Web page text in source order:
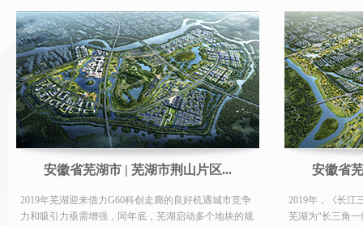
安徽省芜湖市 | 芜湖市荆山片区...
2019年芜湖迎来借力G60科创走廊的良好机遇城市竞争
力和吸引力亟需增强，同年底，芜湖启动多个地块的规
安徽省
2019年，《长江
芜湖为“长三角